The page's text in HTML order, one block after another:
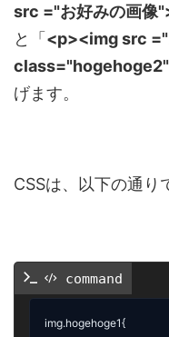
src ="お好みの画
と「<p><img src
げます。
CSSは、以下の通り
command
img.hogehoge1{